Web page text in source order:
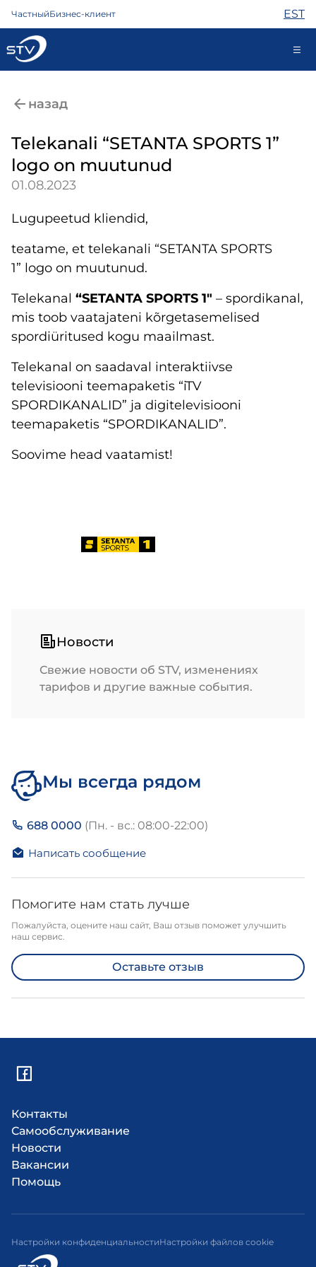
ЧастныйБизнес-клиент EST
Интернет
Телефон
Помощь
Магазин
Новости
назад
Telekanali “SETANTA SPORTS 1”
logo on muutunud
01.08.2023
Lugupeetud kliendid,
teatame, et telekanali “SETANTA SPORTS
1” logo on muutunud.
Telekanal “SETANTA SPORTS 1″​ – spordikanal,
mis toob vaatajateni kõrgetasemelised
spordiüritused kogu maailmast.
Telekanal on saadaval interaktiivse
televisiooni teemapaketis “iTV
SPORDIKANALID” ja digitelevisiooni
teemapaketis “SPORDIKANALID”.
Soovime head vaatamist!
Новости
Свежие новости об STV, изменениях
тарифов и другие важные события.
Мы всегда рядом
688 0000 (Пн. - вс.: 08:00-22:00)
Написать сообщение
Помогите нам стать лучше
Пожалуйста, оцените наш сайт, Ваш отзыв поможет улучшить
наш сервис.
Оставьте отзыв
Контакты
Самообслуживание
Новости
Вакансии
Помощь
Настройки конфиденциальностиНастройки файлов cookie